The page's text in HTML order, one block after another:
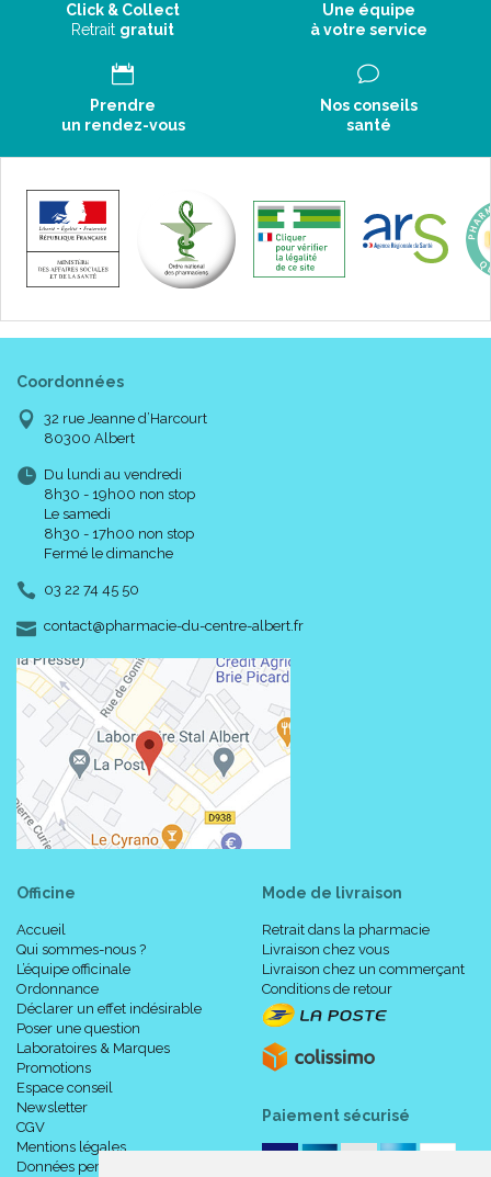
Click & Collect
Retrait gratuit
Une équipe
à votre service
Prendre
un rendez-vous
Nos conseils
santé
Coordonnées
32 rue Jeanne d’Harcourt
80300 Albert
Du lundi au vendredi
8h30 - 19h00 non stop
Le samedi
8h30 - 17h00 non stop
Fermé le dimanche
03 22 74 45 50
contact-
@-
pharmacie-du-centre-albert.fr
Officine
Accueil
Qui sommes-nous ?
L’équipe officinale
Ordonnance
Déclarer un effet indésirable
Poser une question
Laboratoires & Marques
Promotions
Espace conseil
Newsletter
CGV
Mentions légales
Données personnelles
Mode de livraison
Retrait dans la pharmacie
Livraison chez vous
Livraison chez un commerçant
Conditions de retour
Paiement sécurisé